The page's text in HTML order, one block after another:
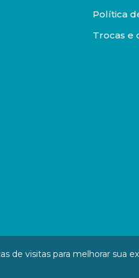
Política
Trocas e
67.946.814/
de visitas para melhorar sua